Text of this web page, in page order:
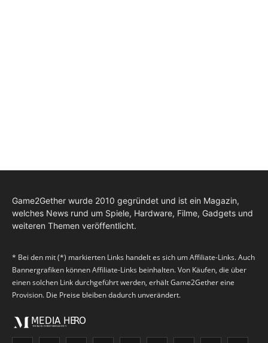
Game2Gether wurde 2010 gegründet und ist ein Magazin,
welches News rund um Spiele, Hardware, Filme, Gadgets und
weiteren Themen veröffentlicht.
* Bei den mit (*) markierten Links handelt es sich um Affiliate-Links. Auch
Bannergrafiken können Affiliate-Links beinhalten. Von Käufen, die über
einen solchen Link durchgeführt werden, erhält Game2Gether eine
Provision. Die Preise bleiben dadurch unverändert.